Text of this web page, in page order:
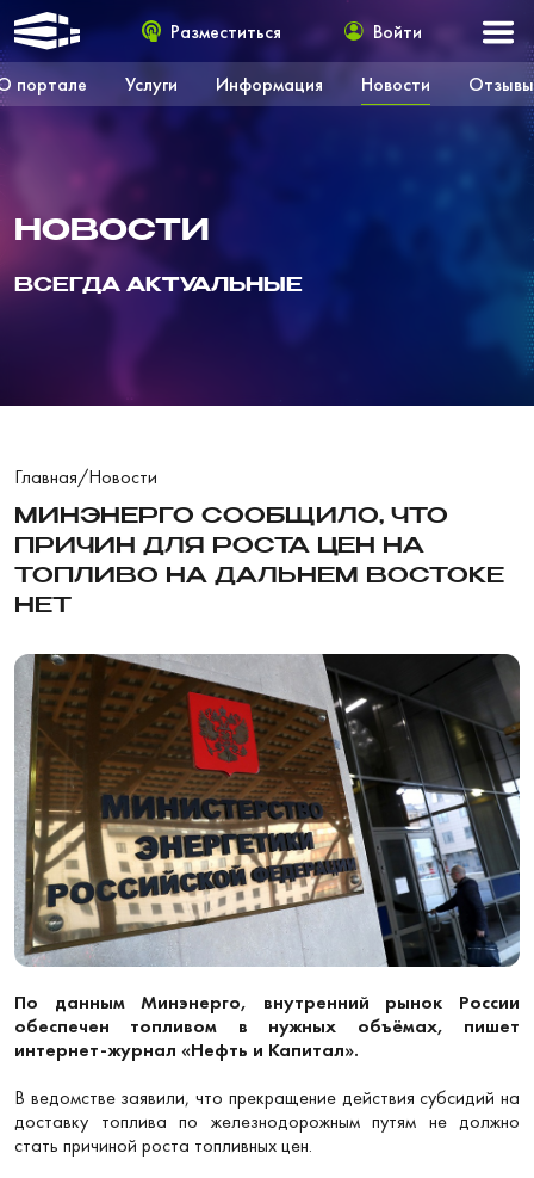
портале Услуги Информация Новости Отзывы
Разместиться Войти
НОВОСТИ
ВСЕГДА АКТУАЛЬНЫЕ
Главная/Новости
МИНЭНЕРГО СООБЩИЛО, ЧТО
ПРИЧИН ДЛЯ РОСТА ЦЕН НА
ТОПЛИВО НА ДАЛЬНЕМ ВОСТОКЕ
НЕТ
По данным Минэнерго, внутренний рынок России
обеспечен топливом в нужных объёмах, пишет
интернет-журнал «Нефть и Капитал».
В ведомстве заявили, что прекращение действия субсидий на
доставку топлива по железнодорожным путям не должно
стать причиной роста топливных цен.